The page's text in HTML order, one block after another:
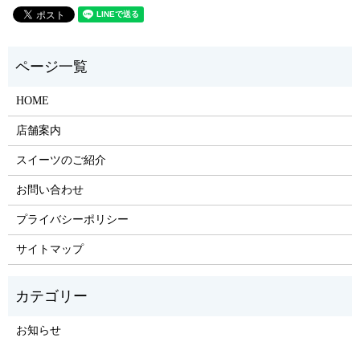
HOME
店舗案内
スイーツのご紹介
お問い合わせ
プライバシーポリシー
サイトマップ
お知らせ